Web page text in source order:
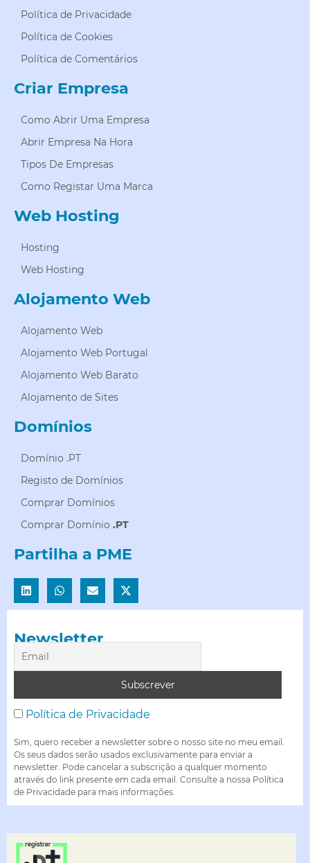
Política de Privacidade
Política de Cookies
Política de Comentários
Criar Empresa
Como Abrir Uma Empresa
Abrir Empresa Na Hora
Tipos De Empresas
Como Registar Uma Marca
Web Hosting
Hosting
Web Hosting
Alojamento Web
Alojamento Web
Alojamento Web Portugal
Alojamento Web Barato
Alojamento de Sites
Domínios
Domínio .PT
Registo de Domínios
Comprar Domínios
Comprar Domínio .PT
Partilha a PME
Newsletter
Política de Privacidade
Sim, quero receber a newsletter sobre o nosso site no meu email.
Os seus dados serão usados exclusivamente para enviar a
newsletter. Pode cancelar a subscrição a qualquer momento
através do link presente em cada email. Consulte a nossa Política
de Privacidade para mais informações.